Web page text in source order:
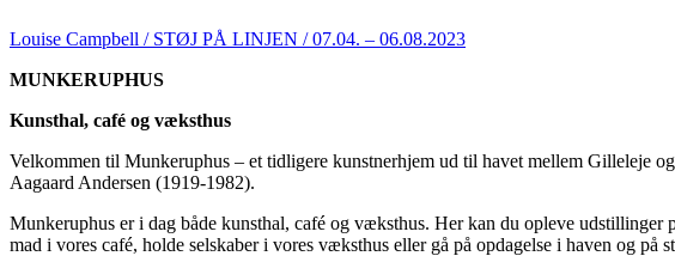
Louise Campbell / STØJ PÅ LINJEN / 07.04. – 06.08.2023
MUNKERUPHUS
Kunsthal, café og væksthus
Velkommen til Munkeruphus – et tidligere kunstnerhjem ud til havet mellem Gilleleje
Aagaard Andersen (1919-1982).
Munkeruphus er i dag både kunsthal, café og væksthus. Her kan du opleve
mad i vores café, holde selskaber i vores væksthus eller gå på opdagelse i haven og på